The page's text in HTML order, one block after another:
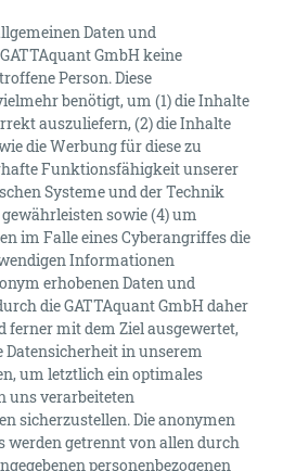
Daten und
GmbH keine
Person. Diese
benötigt, um (1) die Inhalte
auszuliefern, (2) die Inhalte
die Werbung für diese zu
Funktionsfähigkeit unserer
Systeme und der Technik
sowie (4) um
im Falle eines Cyberangriffes die
Informationen
erhobenen Daten und
die GATTAquant GmbH daher
ferner mit dem Ziel ausgewertet,
Datensicherheit in unserem
um letztlich ein optimales
uns verarbeiteten
sicherzustellen. Die anonymen
werden getrennt von allen durch
personenbezogenen